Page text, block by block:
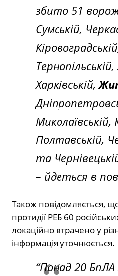
збито 51
Сумській,
Харківській,
Миколаївській,
Полтавській,
та
– йдеться в
Також повідомляється,
протидії РЕБ 60
локаційно втрачено у
інформація уточнюється.
“Понад 20